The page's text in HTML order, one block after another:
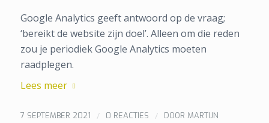
Google Analytics geeft antwoord op de vraag;
‘bereikt de website zijn doel’. Alleen om die reden
zou je periodiek Google Analytics moeten
raadplegen.
Lees meer
7 SEPTEMBER 2021 / 0 REACTIES / DOOR MARTIJN